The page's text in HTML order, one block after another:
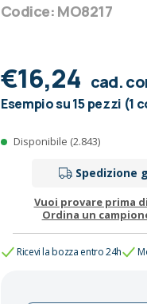
Codice: MO8217
€16,24 cad.
Esempio su 15 pezzi (1
Disponibile (2.843)
Spedizione
Vuoi provare prima
Ordina un
Ricevi la bozza entro 24h